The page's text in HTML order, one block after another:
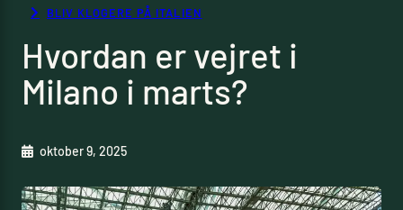
BLIV KLOGERE PÅ ITALIEN
Hvordan er vejret i
Milano i marts?
oktober 9, 2025